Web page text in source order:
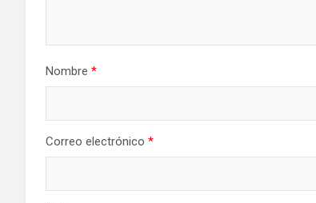
Nombre *
Correo electrónico *